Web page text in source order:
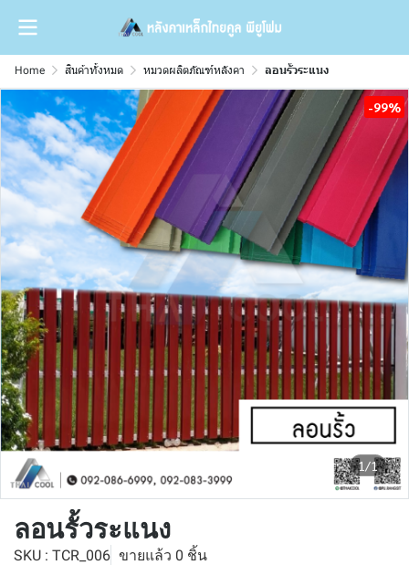
Home สินค้าทั้งหมด หมวดผลิตภัณฑ์หลังคา ลอนรั้วระแนง
1/1
-99%
ลอนรั้วระแนง
SKU : TCR_006 ขายแล้ว 0 ชิ้น